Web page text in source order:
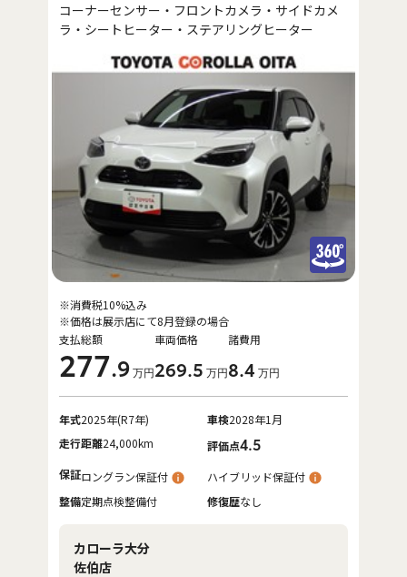
コーナーセンサー・フロントカメラ・サイドカメ
ラ・シートヒーター・ステアリングヒーター
支払総額
277.9 万円
車両価格
269.5 万円
諸費用
8.4 万円
※消費税10%込み
※価格は展示店にて8月登録の場合
年式2025年(R7年) 車検2028年1月
走行距離24,000km 評価点4.5
保証ロングラン保証付
ハイブリッド保証付
整備定期点検整備付 修復歴なし
カローラ大分
佐伯店